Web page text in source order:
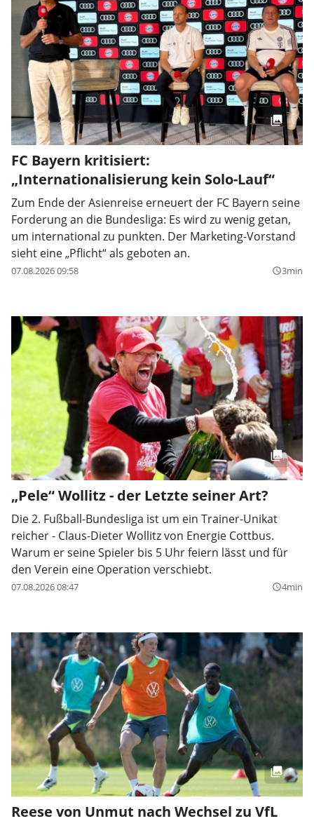
FC Bayern kritisiert:
„Internationalisierung kein Solo-Lauf“
Zum Ende der Asienreise erneuert der FC Bayern seine
Forderung an die Bundesliga: Es wird zu wenig getan,
um international zu punkten. Der Marketing-Vorstand
sieht eine „Pflicht“ als geboten an.
07.08.2026 09:58 query_builder3min
„Pele“ Wollitz - der Letzte seiner Art?
Die 2. Fußball-Bundesliga ist um ein Trainer-Unikat
reicher - Claus-Dieter Wollitz von Energie Cottbus.
Warum er seine Spieler bis 5 Uhr feiern lässt und für
den Verein eine Operation verschiebt.
07.08.2026 08:47 query_builder4min
Reese von Unmut nach Wechsel zu VfL